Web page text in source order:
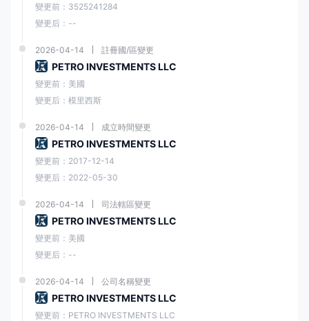
及 skype、whatsapp 和一些社交媒體平台，如 facebook、twitter、
instagram、youtube 和 linkedin。公司地址：阿拉伯聯合酋長國迪拜商業
此外，為了解決常見問題並為交易者提供便利的資源， 澤匯資本在他們的
網站上提供專門的 faq（常見問題）部分。
澤匯資本提供一些教育資源，確保交易者能夠獲得有價值的見解和信息來
支持他們的交易努力。
網絡研討會： 澤匯資本舉辦網絡研討會，這是由行業專家和經驗豐富的交
易員舉辦的在線研討會。這些網絡研討會涵蓋廣泛的主題，包括交易策
略、技術分析、風險管理和市場洞察力。交易者可以參加這些網絡研討會
來擴展他們的知識、學習新技術並了解最新的市場趨勢。
時事通訊：
易者的電子郵件收件箱。這些時事通訊通常包括市場新聞、交易技巧和教
育內容，以幫助交易者隨時了解市場發展並做出明智的交易決策。
博客：
和經驗豐富的交易員撰寫的文章。這些博客文章涵蓋廣泛的主題，包括交
易策略、市場分析、交易心理學和教育文章。交易者可以瀏覽這些博客文
章以獲得有價值的見解、學習新概念並擴展他們對金融市場的理解。
變更前：3525241284
變更后：--
2026-04-14 註冊國/區變更
PETRO INVESTMENTS LLC
變更前：美國
變更后：模里西斯
2026-04-14 成立時間變更
PETRO INVESTMENTS LLC
變更前：2017-12-14
變更后：2022-05-30
2026-04-14 司法轄區變更
PETRO INVESTMENTS LLC
變更前：美國
變更后：--
2026-04-14 公司名稱變更
PETRO INVESTMENTS LLC
變更前：PETRO INVESTMENTS LLC